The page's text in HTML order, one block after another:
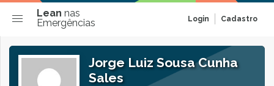
Lean nas
Emergências
Login Cadastro
Jorge Luiz Sousa Cunha
Sales